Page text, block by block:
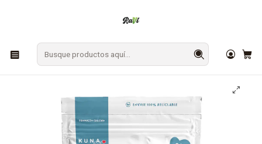
Puffs Manzana Arándano Familiar Kuna Foods 50g